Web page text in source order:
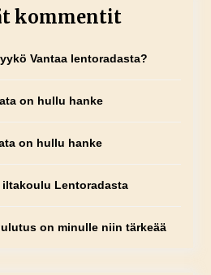
kommentit
Vantaa lentoradasta?
on hullu hanke
on hullu hanke
iltakoulu Lentoradasta
on minulle niin tärkeää